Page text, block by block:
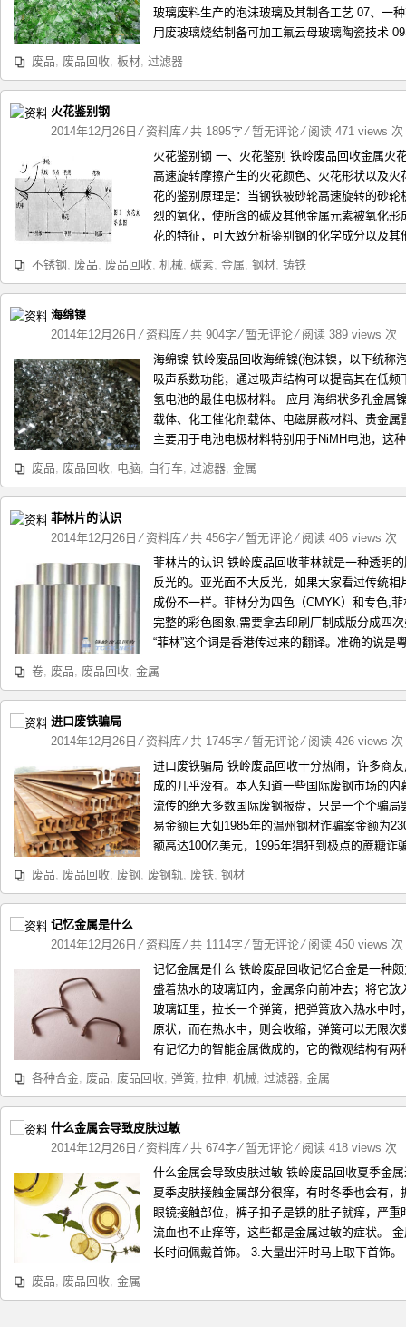
玻璃废料生产的泡沫玻璃及其制备工艺 07、一
用废玻璃烧结制备可加工氟云母玻璃陶瓷技术
废品, 废品回收, 板材, 过滤器
火花鉴别钢
2014年12月26日 ⁄资料库⁄ 共 1895字⁄暂无评论⁄ 阅读 471 views 次
火花鉴别钢 一、火花鉴别 铁岭废品回收金属火
高速旋转摩擦产生的火花颜色、火花形状以及
花的鉴别原理是：当钢铁被砂轮高速旋转的砂
烈的氧化，使所含的碳及其他金属元素被氧化
花的特征，可大致分析鉴别钢的化学成分以及
不锈钢 , 废品, 废品回收, 机械, 碳素, 金属, 钢材, 铸铁
海绵镍
2014年12月26日 ⁄资料库⁄ 共 904字⁄暂无评论⁄ 阅读 389 views 次
海绵镍 铁岭废品回收海绵镍(泡沫镍，以下统称
吸声系数功能，通过吸声结构可以提高其在低
氢电池的最佳电极材料。 应用 海绵状多孔金属
载体、化工催化剂载体、电磁屏蔽材料、贵金
主要用于电池电极材料特别用于NiMH电池，这
废品, 废品回收, 电脑, 自行车, 过滤器, 金属
菲林片的认识
2014年12月26日 ⁄资料库⁄ 共 456字⁄暂无评论⁄ 阅读 406 views 次
菲林片的认识 铁岭废品回收菲林就是一种透明
反光的。亚光面不大反光，如果大家看过传统
成份不一样。菲林分为四色（CMYK）和专色,
完整的彩色图象,需要拿去印刷厂制成版分成四
“菲林”这个词是香港传过来的翻译。准确的说是
卷, 废品, 废品回收, 金属
进口废铁骗局
2014年12月26日 ⁄资料库⁄ 共 1745字⁄暂无评论⁄ 阅读 426 views 次
进口废铁骗局 铁岭废品回收十分热闹，许多商
成的几乎没有。本人知道一些国际废钢市场的
流传的绝大多数国际废钢报盘，只是一个个骗
易金额巨大如1985年的温州钢材诈骗案金额为
额高达100亿美元，1995年猖狂到极点的蔗糖诈
废品, 废品回收, 废钢 , 废钢轨, 废铁, 钢材
记忆金属是什么
2014年12月26日 ⁄资料库⁄ 共 1114字⁄暂无评论⁄ 阅读 450 views 次
记忆金属是什么 铁岭废品回收记忆合金是一种
盛着热水的玻璃缸内，金属条向前冲去；将它
玻璃缸里，拉长一个弹簧，把弹簧放入热水中
原状，而在热水中，则会收缩，弹簧可以无限
有记忆力的智能金属做成的，它的微观结构有两
各种合金, 废品, 废品回收, 弹簧, 拉伸, 机械, 过滤器, 金属
什么金属会导致皮肤过敏
2014年12月26日 ⁄资料库⁄ 共 674字⁄暂无评论⁄ 阅读 418 views 次
什么金属会导致皮肤过敏 铁岭废品回收夏季金
夏季皮肤接触金属部分很痒，有时冬季也会有
眼镜接触部位，裤子扣子是铁的肚子就痒，严
流血也不止痒等，这些都是金属过敏的症状。
长时间佩戴首饰。 3.大量出汗时马上取下首饰
废品, 废品回收, 金属